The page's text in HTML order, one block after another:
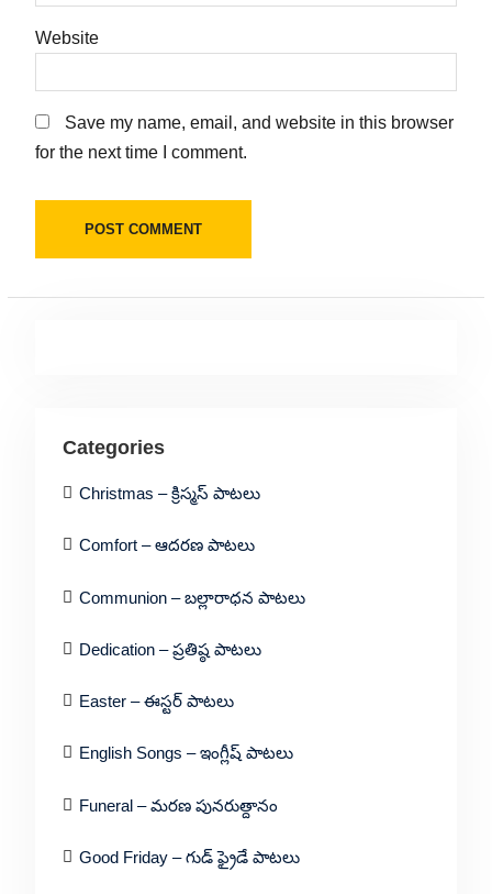
Website
Save my name, email, and website in this browser
for the next time I comment.
Categories
Christmas – క్రిస్మస్ పాటలు
Comfort – ఆదరణ పాటలు
Communion – బల్లారాధన పాటలు
Dedication – ప్రతిష్ఠ పాటలు
Easter – ఈస్టర్ పాటలు
English Songs – ఇంగ్లీష్ పాటలు
Funeral – మరణ పునరుత్దానం
Good Friday – గుడ్ ఫ్రైడే పాటలు